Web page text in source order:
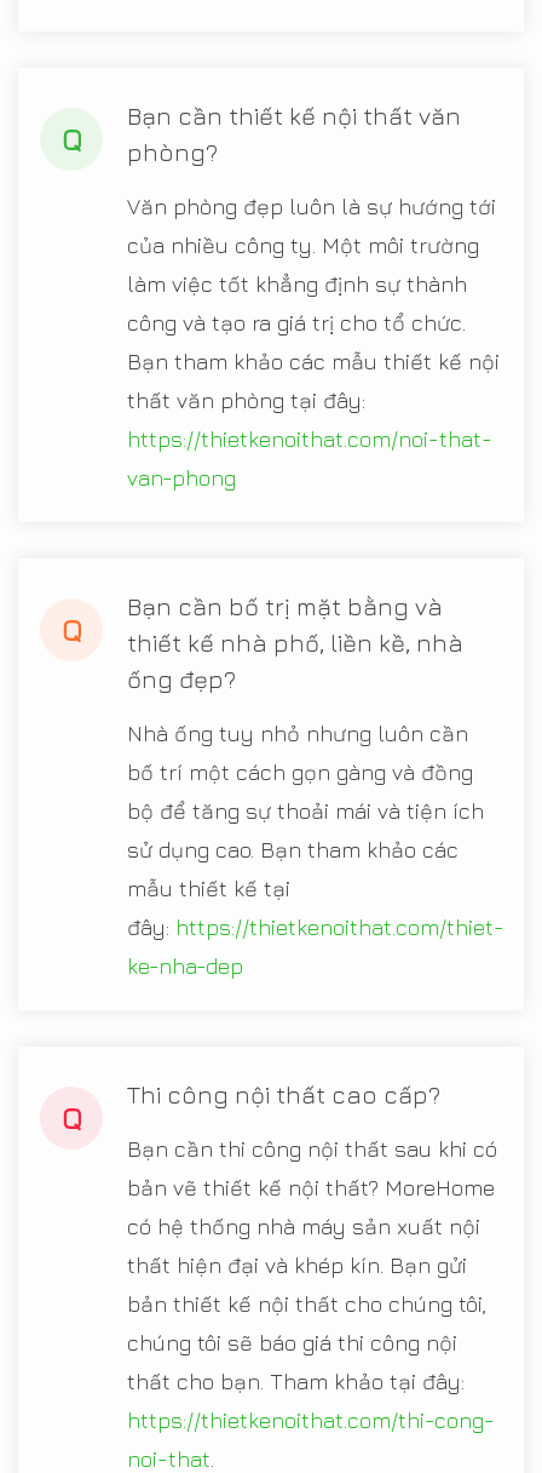
Q
Bạn cần thiết kế nội thất văn
phòng?
Văn phòng đẹp luôn là sự hướng tới
của nhiều công ty. Một môi trường
làm việc tốt khẳng định sự thành
công và tạo ra giá trị cho tổ chức.
Bạn tham khảo các mẫu thiết kế nội
thất văn phòng tại đây:
https://thietkenoithat.com/noi-that-
van-phong
Q
Bạn cần bố trị mặt bằng và
thiết kế nhà phố, liền kề, nhà
ống đẹp?
Nhà ống tuy nhỏ nhưng luôn cần
bố trí một cách gọn gàng và đồng
bộ để tăng sự thoải mái và tiện ích
sử dụng cao. Bạn tham khảo các
mẫu thiết kế tại
đây: https://thietkenoithat.com/thiet-
ke-nha-dep
Q
Thi công nội thất cao cấp?
Bạn cần thi công nội thất sau khi có
bản vẽ thiết kế nội thất? MoreHome
có hệ thống nhà máy sản xuất nội
thất hiện đại và khép kín. Bạn gửi
bản thiết kế nội thất cho chúng tôi,
chúng tôi sẽ báo giá thi công nội
thất cho bạn. Tham khảo tại đây:
https://thietkenoithat.com/thi-cong-
noi-that